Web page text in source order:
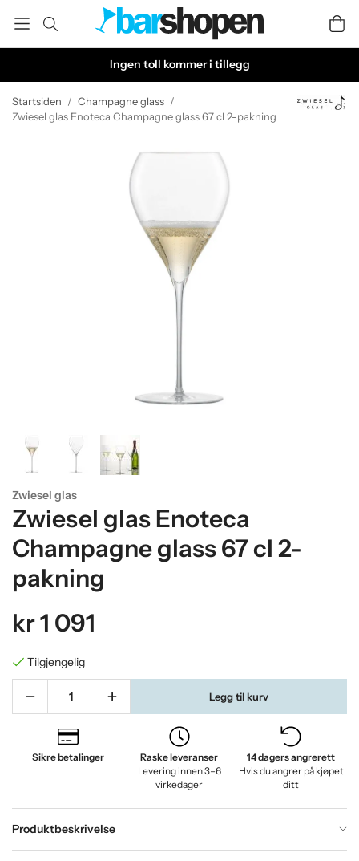
Ingen toll kommer i tillegg
Startsiden / Champagne glass /
Zwiesel glas Enoteca Champagne glass 67 cl 2-pakning
Zwiesel glas
Zwiesel glas Enoteca
Champagne glass 67 cl 2-
pakning
kr 1 091
Tilgjengelig
Legg til kurv
Sikre betalinger
Raske leveranser
Levering innen 3–6
virkedager
14 dagers angrerett
Hvis du angrer på kjøpet
ditt
Produktbeskrivelse